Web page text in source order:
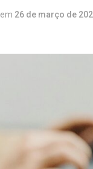
em 26 de março de